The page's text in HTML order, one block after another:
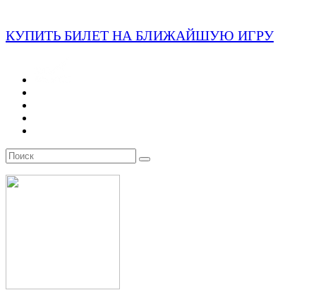
КУПИТЬ БИЛЕТ НА БЛИЖАЙШУЮ ИГРУ